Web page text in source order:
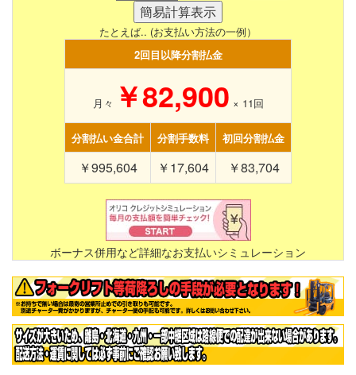
たとえば.. (お支払い方法の一例）
2回目以降分割払金
月々 ￥82,900 × 11回
分割払い金合計 分割手数料 初回分割払金
￥995,604 ￥17,604 ￥83,704
ボーナス併用など詳細なお支払いシミュレーション